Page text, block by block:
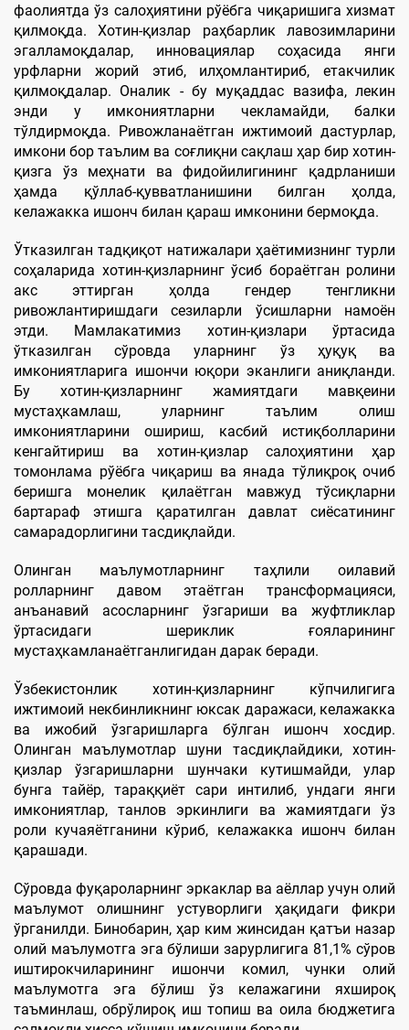
фаолиятда ўз салоҳиятини рўёбга чиқаришига хизмат
қилмоқда. Хотин-қизлар раҳбарлик лавозимларини
эгалламоқдалар, инновациялар соҳасида янги
урфларни жорий этиб, илҳомлантириб, етакчилик
қилмоқдалар. Оналик - бу муқаддас вазифа, лекин
энди у имкониятларни чекламайди, балки
тўлдирмоқда. Ривожланаётган ижтимоий дастурлар,
имкони бор таълим ва соғлиқни сақлаш ҳар бир хотин-
қизга ўз меҳнати ва фидойилигининг қадрланиши
ҳамда қўллаб-қувватланишини билган ҳолда,
келажакка ишонч билан қараш имконини бермоқда.
Ўтказилган тадқиқот натижалари ҳаётимизнинг турли
соҳаларида хотин-қизларнинг ўсиб бораётган ролини
акс эттирган ҳолда гендер тенгликни
ривожлантиришдаги сезиларли ўсишларни намоён
этди. Мамлакатимиз хотин-қизлари ўртасида
ўтказилган сўровда уларнинг ўз ҳуқуқ ва
имкониятларига ишончи юқори эканлиги аниқланди.
Бу хотин-қизларнинг жамиятдаги мавқеини
мустаҳкамлаш, уларнинг таълим олиш
имкониятларини ошириш, касбий истиқболларини
кенгайтириш ва хотин-қизлар салоҳиятини ҳар
томонлама рўёбга чиқариш ва янада тўлиқроқ очиб
беришга монелик қилаётган мавжуд тўсиқларни
бартараф этишга қаратилган давлат сиёсатининг
самарадорлигини тасдиқлайди.
Олинган маълумотларнинг таҳлили оилавий
ролларнинг давом этаётган трансформацияси,
анъанавий асосларнинг ўзгариши ва жуфтликлар
ўртасидаги шериклик ғояларининг
мустаҳкамланаётганлигидан дарак беради.
Ўзбекистонлик хотин-қизларнинг кўпчилигига
ижтимоий некбинликнинг юксак даражаси, келажакка
ва ижобий ўзгаришларга бўлган ишонч хосдир.
Олинган маълумотлар шуни тасдиқлайдики, хотин-
қизлар ўзгаришларни шунчаки кутишмайди, улар
бунга тайёр, тараққиёт сари интилиб, ундаги янги
имкониятлар, танлов эркинлиги ва жамиятдаги ўз
роли кучаяётганини кўриб, келажакка ишонч билан
қарашади.
Сўровда фуқароларнинг эркаклар ва аёллар учун олий
маълумот олишнинг устуворлиги ҳақидаги фикри
ўрганилди. Бинобарин, ҳар ким жинсидан қатъи назар
олий маълумотга эга бўлиши зарурлигига 81,1% сўров
иштирокчиларининг ишончи комил, чунки олий
маълумотга эга бўлиш ўз келажагини яхшироқ
таъминлаш, обрўлироқ иш топиш ва оила бюджетига